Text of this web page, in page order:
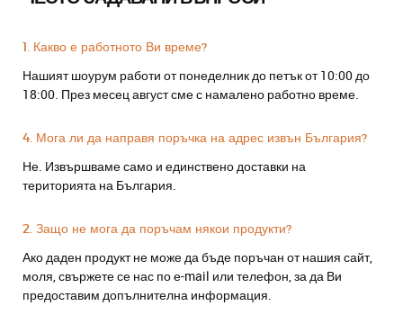
1. Какво е работното Ви време?
Нашият шоурум работи от понеделник до петък от 10:00 до
18:00. През месец август сме с намалено работно време.
4. Мога ли да направя поръчка на адрес извън България?
Не. Извършваме само и единствено доставки на
територията на България.
2. Защо не мога да поръчам някои продукти?
Ако даден продукт не може да бъде поръчан от нашия сайт,
моля, свържете се нас по е-mail или телефон, за да Ви
предоставим допълнителна информация.